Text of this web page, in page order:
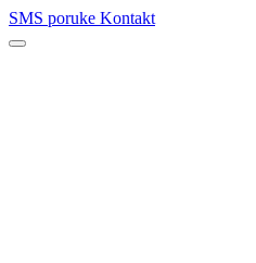
SMS poruke Kontakt